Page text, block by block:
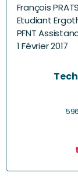
François PRATS
Etudiant
PFNT
1 Février 2017